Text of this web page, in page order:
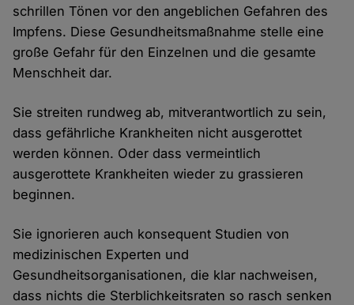
schrillen Tönen vor den angeblichen Gefahren des
Impfens. Diese Gesundheitsmaßnahme stelle eine
große Gefahr für den Einzelnen und die gesamte
Menschheit dar.
Sie streiten rundweg ab, mitverantwortlich zu sein,
dass gefährliche Krankheiten nicht ausgerottet
werden können. Oder dass vermeintlich
ausgerottete Krankheiten wieder zu grassieren
beginnen.
Sie ignorieren auch konsequent Studien von
medizinischen Experten und
Gesundheitsorganisationen, die klar nachweisen,
dass nichts die Sterblichkeitsraten so rasch senken